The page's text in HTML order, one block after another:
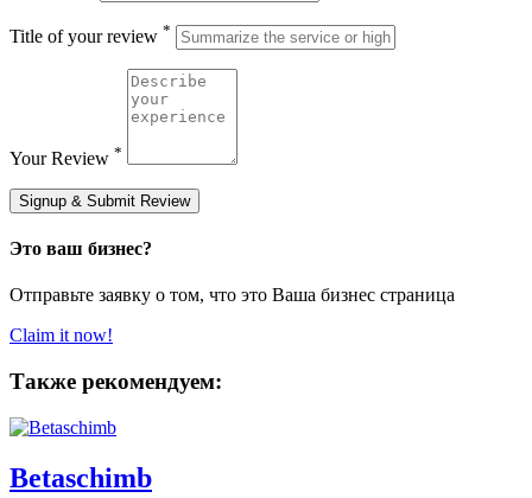
Title of your review *
Your Review *
Signup & Submit Review
Это ваш бизнес?
Отправьте заявку о том, что это Ваша бизнес страница
Claim it now!
Также рекомендуем:
Betaschimb